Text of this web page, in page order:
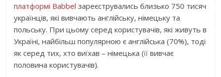
платформі Babbel зареєструвались близько 750 тисяч
українців, які вивчають англійську, німецьку та
польську. При цьому серед користувачів, які живуть в
Україні, найбільш популярною є англійська (70%), тоді
як серед тих, хто виїхав – німецька (її вивчає
половина користувачів).